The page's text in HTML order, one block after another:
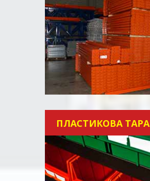
ПЛАСТИКОВА ТАРА